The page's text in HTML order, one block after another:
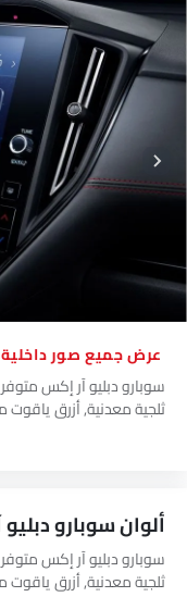
صور
ألوان سوبارو